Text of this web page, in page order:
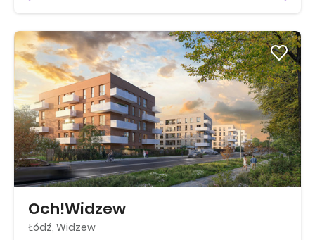
Och!Widzew
Łódź, Widzew